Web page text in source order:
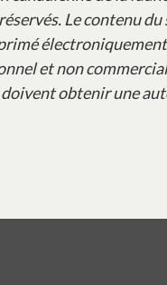
Le contenu
et non
obtenir une